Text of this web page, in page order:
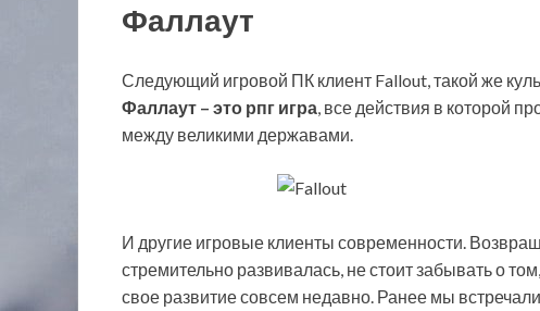
Фаллаут
Следующий игровой ПК клиент Fallout, такой же
Фаллаут – это рпг игра, все действия в которой
между великими державами.
И другие игровые клиенты современности.
стремительно развивалась, не стоит забывать о
свое развитие совсем недавно. Ранее мы